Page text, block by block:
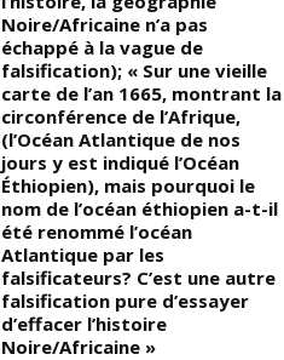
Noire/Africaine n’a pas
échappé à la vague de
falsification); « Sur une vieille
carte de l’an 1665, montrant la
circonférence de l’Afrique,
(l’Océan Atlantique de nos
jours y est indiqué l’Océan
Éthiopien), mais pourquoi le
nom de l’océan éthiopien a-t-il
été renommé l’océan
Atlantique par les
falsificateurs? C’est une autre
falsification pure d’essayer
d’effacer l’histoire
Noire/Africaine »